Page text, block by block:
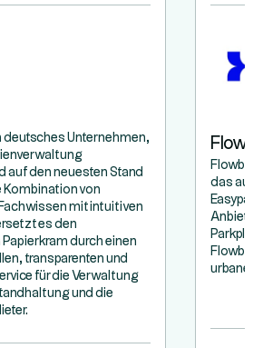
deutsches Unternehmen,
auf den neuesten Stand
Kombination von
mit intuitiven
es den
durch einen
transparenten und
für die Verwaltung
und die
Flowbird
das aus
Anbieter
urbane